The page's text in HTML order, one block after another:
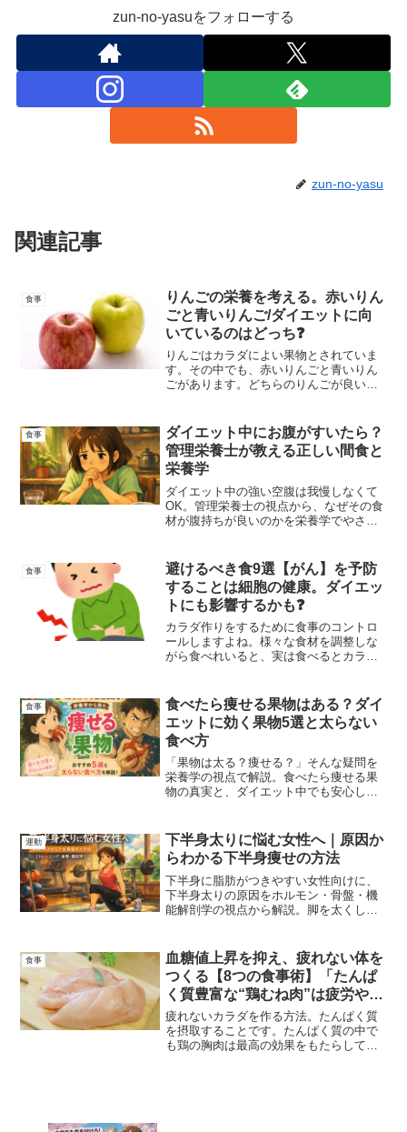
zun-no-yasuをフォローする
zun-no-yasu
関連記事
食事
りんごの栄養を考える。赤いりん
ごと青いりんご/ダイエットに向
いているのはどっち❓
りんごはカラダによい果物とされていま
す。その中でも、赤いりんごと青いりん
ごがあります。どちらのりんごが良いの
ているのはを解説しています。ぜひご参
考ください。
食事
ダイエット中にお腹がすいたら？
管理栄養士が教える正しい間食と
栄養学
ダイエット中の強い空腹は我慢しなくて
OK。管理栄養士の視点から、なぜその食
材が腹持ちが良いのかを栄養学でやさし
方がわかります。
食事
避けるべき食9選【がん】を予防
することは細胞の健康。ダイエッ
トにも影響するかも❓
カラダ作りをするために食事のコントロ
ールしますよね。様々な食材を調整しな
がら食べれいると、実は食べるとカラダ
該当しているかもしれません。健康のた
めにカラダ作りしているのに、がんにな
る可能性のある食べ物を積極的に食べな
いよう、知識の一環として頭の片すみに
入れておいてください。
食事
食べたら痩せる果物はある？ダイ
エットに効く果物5選と太らない
食べ方
「果物は太る？痩せる？」そんな疑問を
栄養学の視点で解説。食べたら痩せる果
物の真実と、ダイエット中でも安心して
果になるNG習慣も解説。
運動
下半身太りに悩む女性へ｜原因か
らわかる下半身痩せの方法
下半身に脂肪がつきやすい女性向けに、
下半身太りの原因をホルモン・骨盤・機
能解剖学の視点から解説。脚を太くしな
食事
血糖値上昇を抑え、疲れない体を
つくる【8つの食事術】「たんぱ
く質豊富な“鶏むね肉”は疲労や老
化を避ける“ミラクルフード」
疲れないカラダを作る方法。たんぱく質
を摂取することです。たんぱく質の中で
も鶏の胸肉は最高の効果をもたらしてく